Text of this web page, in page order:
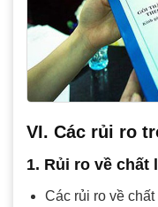
VI. Các rủi ro
1. Rủi ro về
Các rủi ro về